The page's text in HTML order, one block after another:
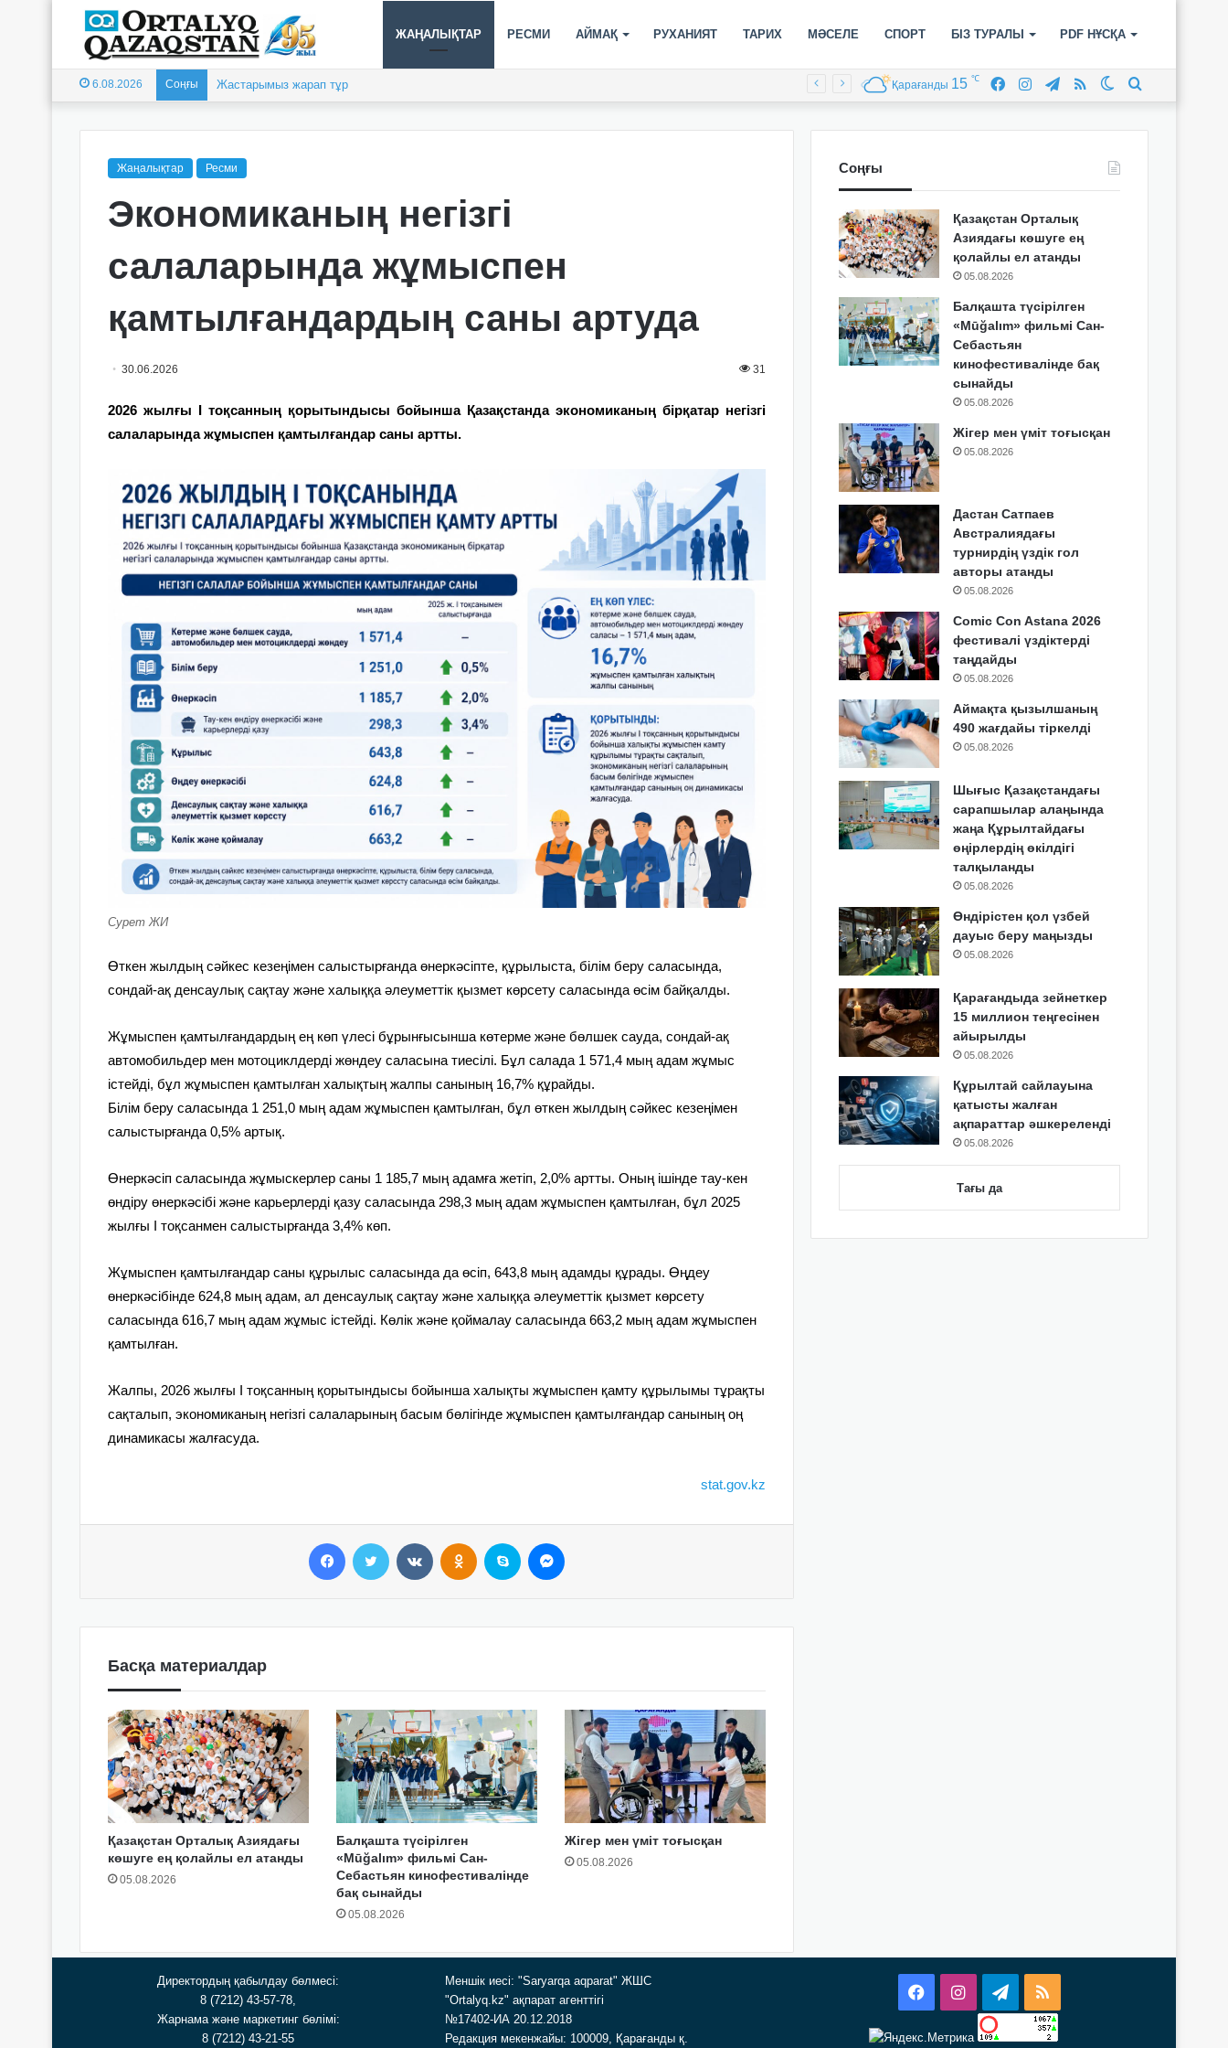
ЖАҢАЛЫҚТАР РЕСМИ АЙМАҚ РУХАНИЯТ ТАРИХ МӘСЕЛЕ СПОРТ БІЗ ТУРАЛЫ PDF НҰСҚА
6.08.2026 Соңғы Жастарымыз жарап тұр Switch
RSS
Telegram
Instagram
Facebook
Қарағанды 15 ℃
Жаңалықтар Ресми
Экономиканың негізгі
салаларында жұмыспен
қамтылғандардың саны артуда
30.06.2026 31
2026 жылғы I тоқсанның қорытындысы бойынша Қазақстанда экономиканың бірқатар негізгі
салаларында жұмыспен қамтылғандар саны артты.
Сурет ЖИ
Өткен жылдың сәйкес кезеңімен салыстырғанда өнеркәсіпте, құрылыста, білім беру саласында,
сондай-ақ денсаулық сақтау және халыққа әлеуметтік қызмет көрсету саласында өсім байқалды.
Жұмыспен қамтылғандардың ең көп үлесі бұрынғысынша көтерме және бөлшек сауда, сондай-ақ
автомобильдер мен мотоциклдерді жөндеу саласына тиесілі. Бұл салада 1 571,4 мың адам жұмыс
істейді, бұл жұмыспен қамтылған халықтың жалпы санының 16,7% құрайды.
Білім беру саласында 1 251,0 мың адам жұмыспен қамтылған, бұл өткен жылдың сәйкес кезеңімен
салыстырғанда 0,5% артық.
Өнеркәсіп саласында жұмыскерлер саны 1 185,7 мың адамға жетіп, 2,0% артты. Оның ішінде тау-кен
өндіру өнеркәсібі және карьерлерді қазу саласында 298,3 мың адам жұмыспен қамтылған, бұл 2025
жылғы I тоқсанмен салыстырғанда 3,4% көп.
Жұмыспен қамтылғандар саны құрылыс саласында да өсіп, 643,8 мың адамды құрады. Өңдеу
өнеркәсібінде 624,8 мың адам, ал денсаулық сақтау және халыққа әлеуметтік қызмет көрсету
саласында 616,7 мың адам жұмыс істейді. Көлік және қоймалау саласында 663,2 мың адам жұмыспен
қамтылған.
Жалпы, 2026 жылғы I тоқсанның қорытындысы бойынша халықты жұмыспен қамту құрылымы тұрақты
сақталып, экономиканың негізгі салаларының басым бөлігінде жұмыспен қамтылғандар санының оң
динамикасы жалғасуда.
stat.gov.kz
Басқа материалдар
Қазақстан Орталық Азиядағы
көшуге ең қолайлы ел атанды
05.08.2026
Балқашта түсірілген
«Mūğalım» фильмі Сан-
Себастьян кинофестивалінде
бақ сынайды
05.08.2026
Жігер мен үміт тоғысқан
05.08.2026
Соңғы
Қазақстан Орталық
Азиядағы көшуге ең
қолайлы ел атанды
05.08.2026
Балқашта түсірілген
«Mūğalım» фильмі Сан-
Себастьян
кинофестивалінде бақ
сынайды
05.08.2026
Жігер мен үміт тоғысқан
05.08.2026
Дастан Сатпаев
Австралиядағы
турнирдің үздік гол
авторы атанды
05.08.2026
Comic Con Astana 2026
фестивалі үздіктерді
таңдайды
05.08.2026
Аймақта қызылшаның
490 жағдайы тіркелді
05.08.2026
Шығыс Қазақстандағы
сарапшылар алаңында
жаңа Құрылтайдағы
өңірлердің өкілдігі
талқыланды
05.08.2026
Өндірістен қол үзбей
дауыс беру маңызды
05.08.2026
Қарағандыда зейнеткер
15 миллион теңгесінен
айырылды
05.08.2026
Құрылтай сайлауына
қатысты жалған
ақпараттар әшкереленді
05.08.2026
Тағы да
Директордың қабылдау бөлмесі:
8 (7212) 43-57-78,
Жарнама және маркетинг бөлімі:
8 (7212) 43-21-55
Меншік иесі: "Saryarqa aqparat" ЖШС
"Ortalyq.kz" ақпарат агенттігі
№17402-ИА 20.12.2018
Редакция мекенжайы: 100009, Қарағанды қ.
FacebookInstagramTelegram
RSS